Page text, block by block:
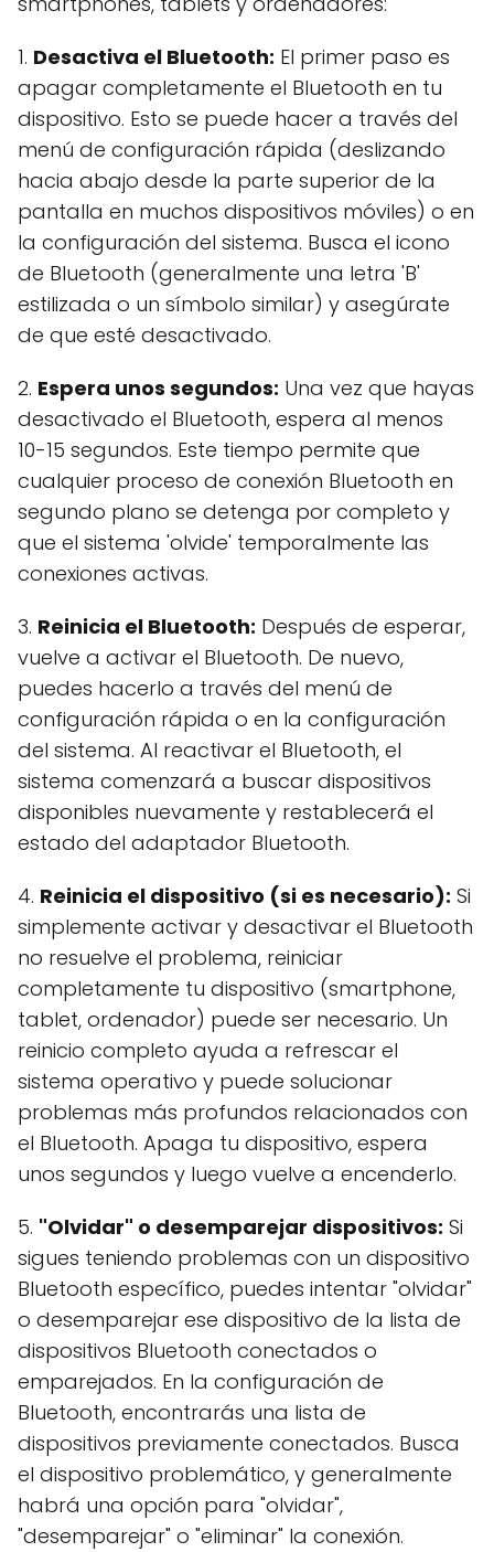
1. Desactiva el Bluetooth: El primer paso es
apagar completamente el Bluetooth en tu
dispositivo. Esto se puede hacer a través del
menú de configuración rápida (deslizando
hacia abajo desde la parte superior de la
pantalla en muchos dispositivos móviles) o en
la configuración del sistema. Busca el icono
de Bluetooth (generalmente una letra 'B'
estilizada o un símbolo similar) y asegúrate
de que esté desactivado.
2. Espera unos segundos: Una vez que hayas
desactivado el Bluetooth, espera al menos
10-15 segundos. Este tiempo permite que
cualquier proceso de conexión Bluetooth en
segundo plano se detenga por completo y
que el sistema 'olvide' temporalmente las
conexiones activas.
3. Reinicia el Bluetooth: Después de esperar,
vuelve a activar el Bluetooth. De nuevo,
puedes hacerlo a través del menú de
configuración rápida o en la configuración
del sistema. Al reactivar el Bluetooth, el
sistema comenzará a buscar dispositivos
disponibles nuevamente y restablecerá el
estado del adaptador Bluetooth.
4. Reinicia el dispositivo (si es necesario): Si
simplemente activar y desactivar el Bluetooth
no resuelve el problema, reiniciar
completamente tu dispositivo (smartphone,
tablet, ordenador) puede ser necesario. Un
reinicio completo ayuda a refrescar el
sistema operativo y puede solucionar
problemas más profundos relacionados con
el Bluetooth. Apaga tu dispositivo, espera
unos segundos y luego vuelve a encenderlo.
5. "Olvidar" o desemparejar dispositivos: Si
sigues teniendo problemas con un dispositivo
Bluetooth específico, puedes intentar "olvidar"
o desemparejar ese dispositivo de la lista de
dispositivos Bluetooth conectados o
emparejados. En la configuración de
Bluetooth, encontrarás una lista de
dispositivos previamente conectados. Busca
el dispositivo problemático, y generalmente
habrá una opción para "olvidar",
"desemparejar" o "eliminar" la conexión.